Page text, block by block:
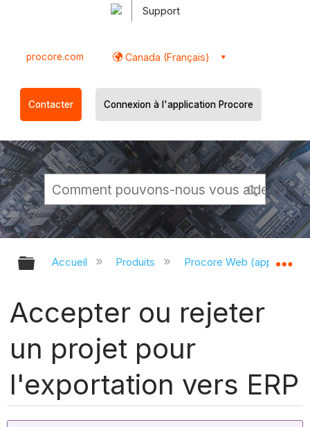
Support
procore.com Canada (Français)
Contacter Connexion à l'application Procore
Développer/réduire la hiérarchie
Accueil Produits Procore Web
Accepter ou rejeter
un projet pour
l'exportation vers ERP